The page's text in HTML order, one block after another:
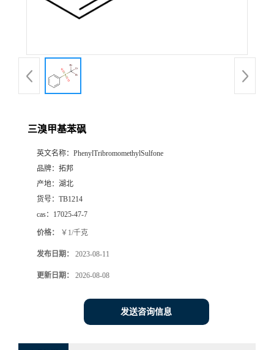
三溴甲基苯砜
英文名称： PhenylTribromomethylSulfone
品牌： 拓邦
产地： 湖北
货号： TB1214
cas： 17025-47-7
价格： ￥1/千克
发布日期： 2023-08-11
更新日期： 2026-08-08
发送咨询信息